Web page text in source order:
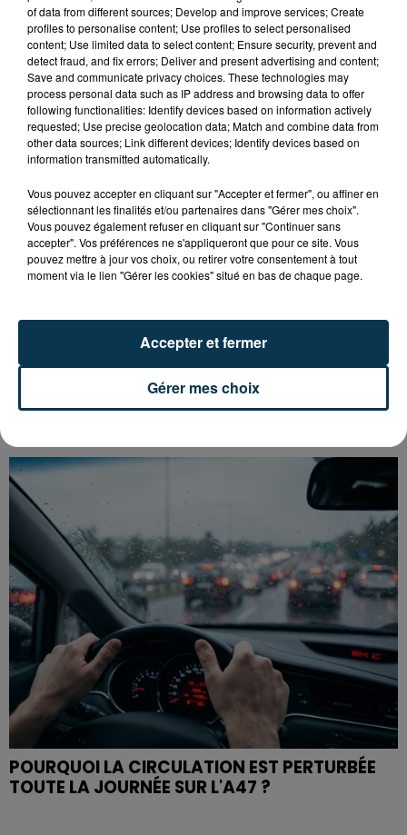
LOIRE : 4 NOUVEAUX FÉLINS DE CIRQUE
ACCUEILLIS À...
TOUR DE FRANCE FÉMININ : KIM LE COURT
POURQUOI LA CIRCULATION EST PERTURBÉE
TOUTE LA JOURNÉE SUR L'A47 ?
of data from different sources; Develop and improve services; Create
profiles to personalise content; Use profiles to select personalised
content; Use limited data to select content; Ensure security, prevent and
detect fraud, and fix errors; Deliver and present advertising and content;
Save and communicate privacy choices. These technologies may
process personal data such as IP address and browsing data to offer
following functionalities: Identify devices based on information actively
requested; Use precise geolocation data; Match and combine data from
other data sources; Link different devices; Identify devices based on
information transmitted automatically.
Vous pouvez accepter en cliquant sur "Accepter et fermer", ou affiner en
sélectionnant les finalités et/ou partenaires dans "Gérer mes choix".
Vous pouvez également refuser en cliquant sur "Continuer sans
accepter". Vos préférences ne s'appliqueront que pour ce site. Vous
pouvez mettre à jour vos choix, ou retirer votre consentement à tout
moment via le lien "Gérer les cookies" situé en bas de chaque page.
Gérer mes choix
Accepter et fermer